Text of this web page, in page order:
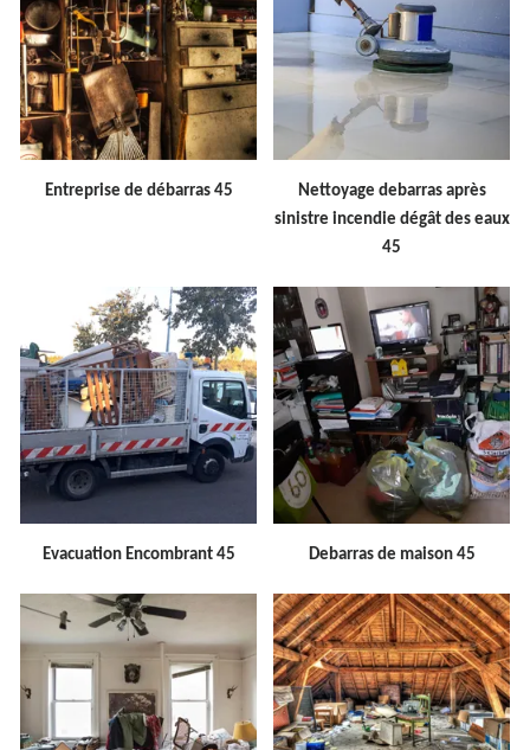
Entreprise de débarras 45
Nettoyage debarras après
sinistre incendie dégât des eaux
45
Evacuation Encombrant 45 Debarras de maison 45